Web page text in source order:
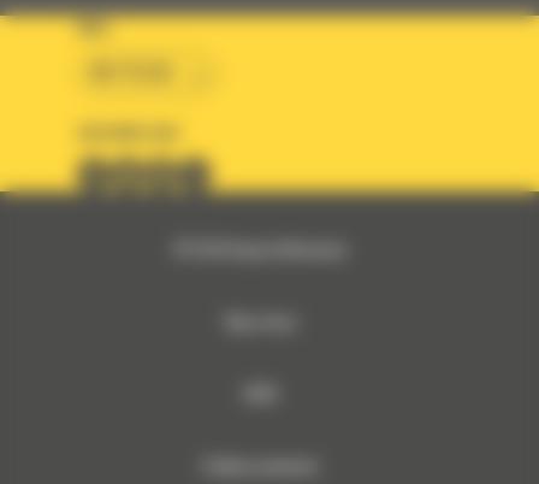
KRAJ